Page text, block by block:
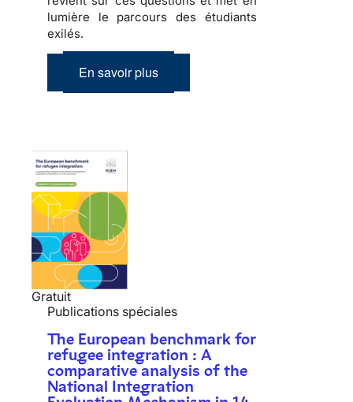
lumière le parcours des étudiants
exilés.
En savoir plus
Gratuit
Publications spéciales
The European benchmark for
refugee integration : A
comparative analysis of the
National Integration